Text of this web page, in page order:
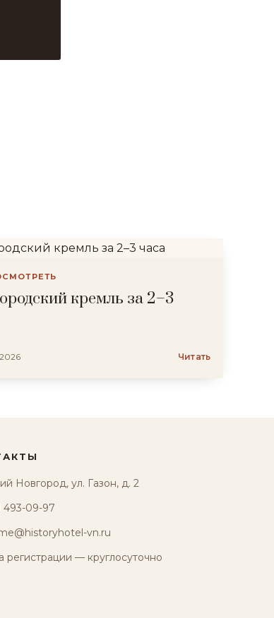
кремль за 2–3
Читать
Новгород, ул. Газон, д. 2
493-09-97
vn.ru
регистрации — круглосуточно